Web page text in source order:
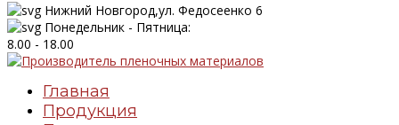
Нижний Новгород,ул. Федосеенко 6
Понедельник - Пятница:
8.00 - 18.00
Главная
Продукция